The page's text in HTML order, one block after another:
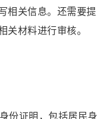
相关信息。还需要提
材料进行审核。
份证明，包括居民身